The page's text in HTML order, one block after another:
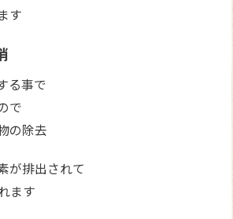
す
る事で
で
の除去
が排出されて
ます